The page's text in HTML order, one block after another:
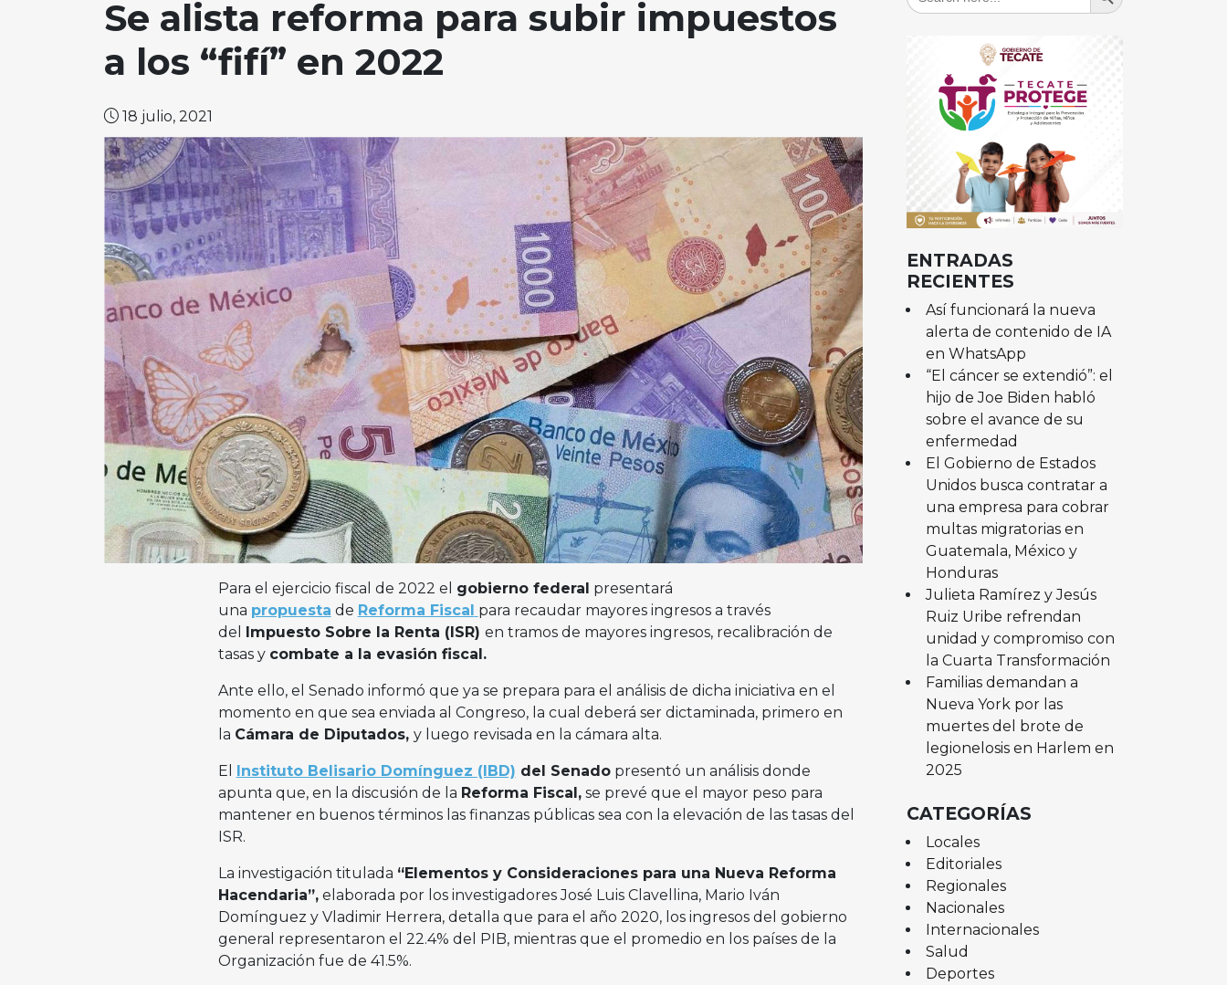
Se alista reforma para subir impuestos
a los “fifí” en 2022
18 julio, 2021
Para el ejercicio fiscal de 2022 el gobierno federal presentará
una propuesta de Reforma Fiscal para recaudar mayores ingresos a través
del
Impuesto Sobre la Renta (ISR) en tramos de mayores ingresos, recalibración de
tasas y combate a la evasión fiscal.
Ante ello, el Senado informó que ya se prepara para el análisis de dicha iniciativa en el
momento en que sea enviada al Congreso, la cual deberá ser dictaminada, primero en
la Cámara de Diputados, y luego revisada en la cámara alta.
El Instituto Belisario Domínguez (IBD) del Senadopresentó un análisis donde
apunta que, en la discusión de la Reforma Fiscal,se prevé que el mayor peso para
mantener en buenos términos las finanzas públicas sea con la elevación de las tasas del
ISR.
La investigación titulada “Elementos y Consideraciones para una Nueva Reforma
Hacendaria”,elaborada por los investigadores José Luis Clavellina, Mario Iván
Domínguez y Vladimir Herrera, detalla que para el año 2020, los ingresos del gobierno
general representaron el 22.4% del PIB, mientras que el promedio en los países de la
Organización fue de 41.5%.
ENTRADAS
RECIENTES
Así funcionará la nueva
alerta de contenido de IA
en WhatsApp
“El cáncer se extendió”: el
hijo de Joe Biden habló
sobre el avance de su
enfermedad
El Gobierno de Estados
Unidos busca contratar a
una empresa para cobrar
multas migratorias en
Guatemala, México y
Honduras
Julieta Ramírez y Jesús
Ruiz Uribe refrendan
unidad y compromiso con
la Cuarta Transformación
Familias demandan a
Nueva York por las
muertes del brote de
legionelosis en Harlem en
2025
CATEGORÍAS
Locales
Editoriales
Regionales
Nacionales
Internacionales
Salud
Deportes